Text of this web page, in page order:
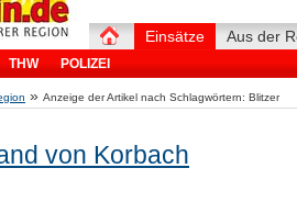
Einsätze
THW POLIZEI
Aus der
» Anzeige der Artikel nach Schlagwörtern: Blitzer
von Korbach